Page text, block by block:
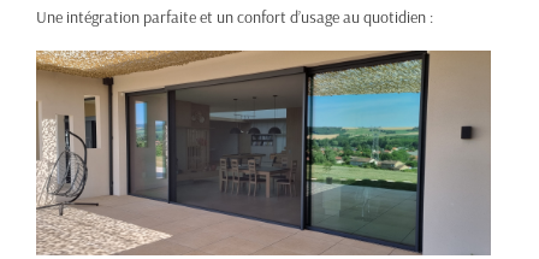
Une intégration parfaite et un confort d’usage au quotidien :